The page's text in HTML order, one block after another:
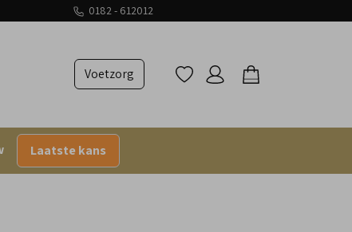
0182 - 612012
Voetzorg
Laatste kans